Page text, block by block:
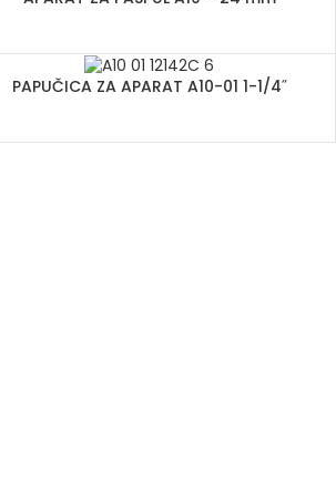
PAPUČICA ZA APARAT A10-01 1-1/4˝